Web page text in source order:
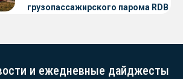
грузопассажирского парома RDB
и ежедневные дайджесты